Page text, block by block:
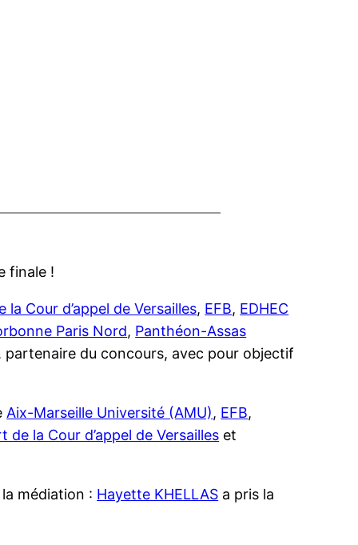
finale !
Cour d’appel de Versailles, EFB, EDHEC
Paris Nord, Panthéon-Assas
, partenaire du concours, avec pour objectif
Aix-Marseille Université (AMU), EFB,
la Cour d’appel de Versailles et
médiation : Hayette KHELLAS a pris la